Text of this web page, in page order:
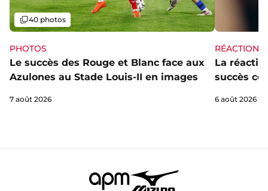
PHOTOS
Le succès des Rouge et Blanc face aux
Azulones au Stade Louis-II en images
Galerie
40 photos
7 août 2026
RÉACTIONS
La
succès
6 août 2026